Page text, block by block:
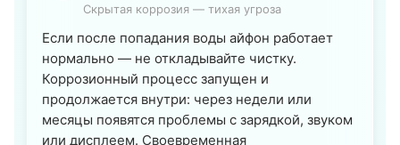
Скрытая коррозия — тихая угроза
Если после попадания воды айфон работает
нормально — не откладывайте чистку.
Коррозионный процесс запущен и
продолжается внутри: через недели или
месяцы появятся проблемы с зарядкой, звуком
или дисплеем. Своевременная